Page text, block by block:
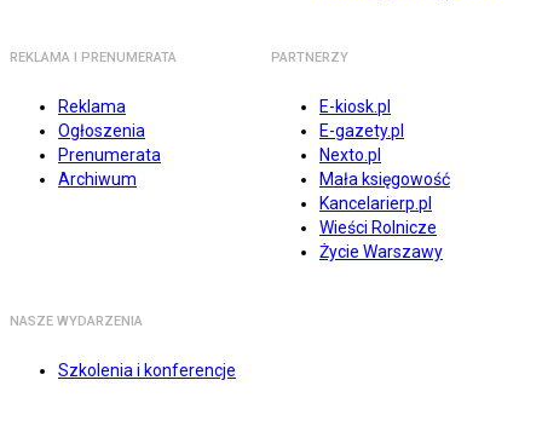
REKLAMA I PRENUMERATA
Reklama
Ogłoszenia
Prenumerata
Archiwum
PARTNERZY
E-kiosk.pl
E-gazety.pl
Nexto.pl
Mała księgowość
Kancelarierp.pl
Wieści Rolnicze
Życie Warszawy
NASZE WYDARZENIA
Szkolenia i konferencje